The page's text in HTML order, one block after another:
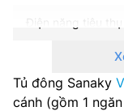
Điện năng tiêu
Loại tủ: Tủ đông
Số cửa: 2 Cửa
Tủ đông Sanaky
cánh (gồm 1